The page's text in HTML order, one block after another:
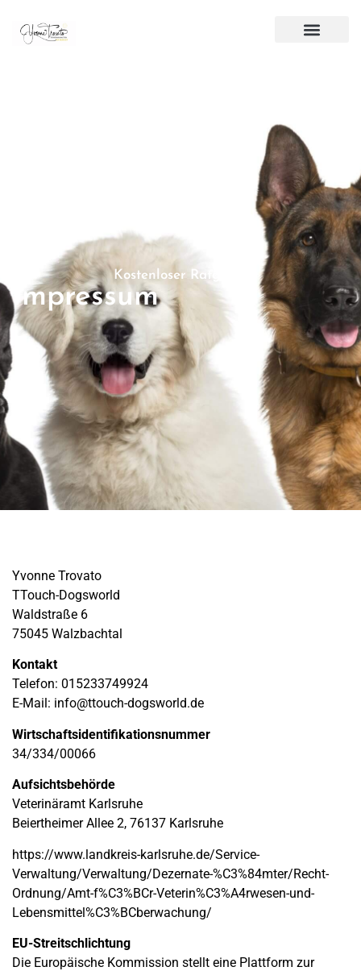
Kostenloser Ratgeber
Impressum
Yvonne Trovato
TTouch-Dogsworld
Waldstraße 6
75045 Walzbachtal
Kontakt
Telefon: 015233749924
E-Mail: info@ttouch-dogsworld.de
Wirtschafts­identifikations­nummer
34/334/00066
Aufsichtsbehörde
Veterinäramt Karlsruhe
Beiertheimer Allee 2, 76137 Karlsruhe
https://www.landkreis-karlsruhe.de/Service-
Verwaltung/Verwaltung/Dezernate-%C3%84mter/Recht-
Ordnung/Amt-f%C3%BCr-Veterin%C3%A4rwesen-und-
Lebensmittel%C3%BCberwachung/
EU-Streitschlichtung
Die Europäische Kommission stellt eine Plattform zur